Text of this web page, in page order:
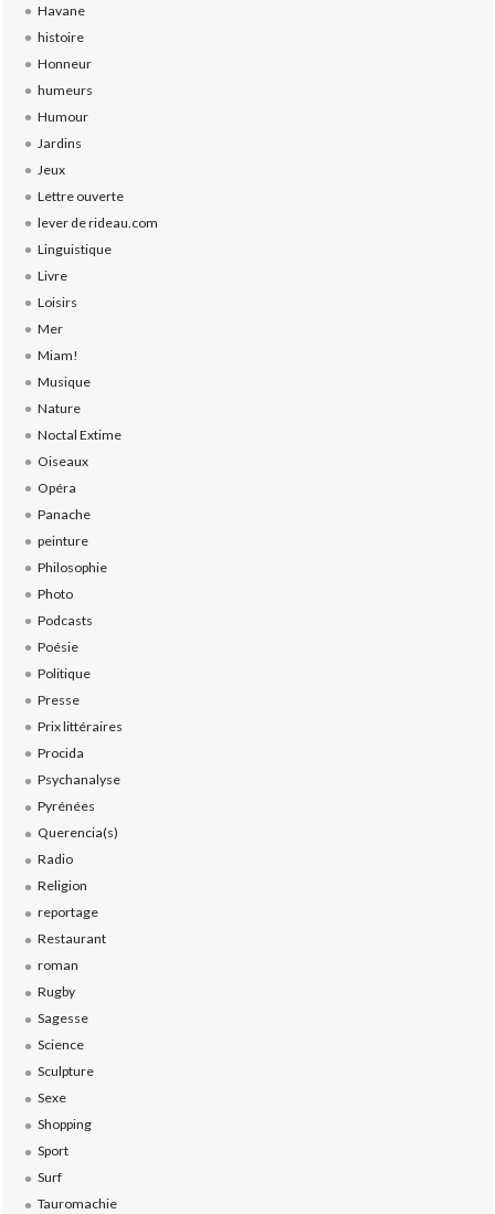
Havane
histoire
Honneur
humeurs
Humour
Jardins
Jeux
Lettre ouverte
lever de rideau.com
Linguistique
Livre
Loisirs
Mer
Miam!
Musique
Nature
Noctal Extime
Oiseaux
Opéra
Panache
peinture
Philosophie
Photo
Podcasts
Poésie
Politique
Presse
Prix littéraires
Procida
Psychanalyse
Pyrénées
Querencia(s)
Radio
Religion
reportage
Restaurant
roman
Rugby
Sagesse
Science
Sculpture
Sexe
Shopping
Sport
Surf
Tauromachie